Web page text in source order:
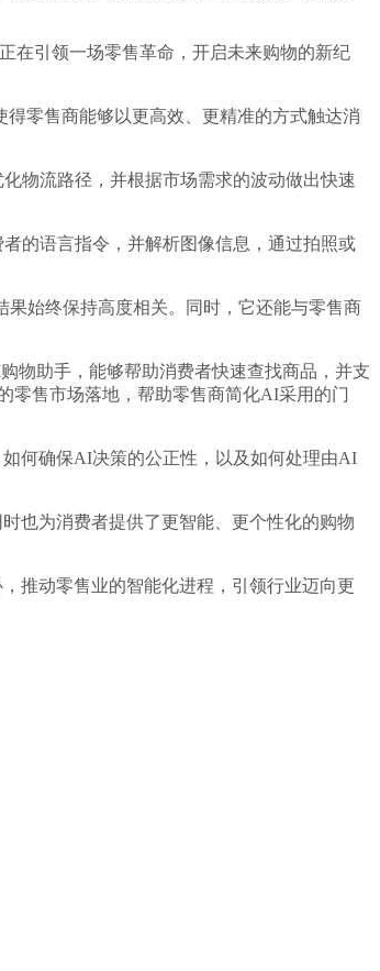
引领一场零售革命，开启未来购物的新纪
零售商能够以更高效、更精准的方式触达消
物流路径，并根据市场需求的波动做出快速
的语言指令，并解析图像信息，通过拍照或
始终保持高度相关。同时，它还能与零售商
物助手，能够帮助消费者快速查找商品，并支
零售市场落地，帮助零售商简化AI采用的门
何确保AI决策的公正性，以及如何处理由AI
也为消费者提供了更智能、更个性化的购物
推动零售业的智能化进程，引领行业迈向更